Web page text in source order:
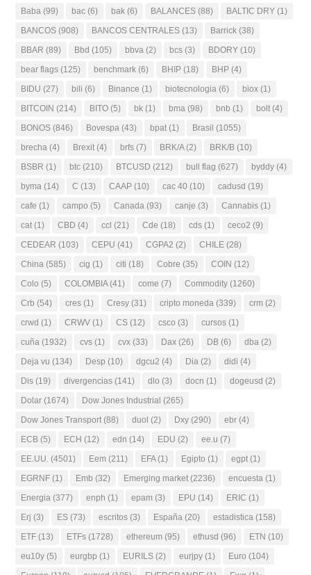
Baba (99) bac (6) bak (6) BALANCES (88) BALTIC DRY (1)
BANCOS (908) BANCOS CENTRALES (13) Barrick (38)
BBAR (89) Bbd (105) bbva (2) bcs (3) BDORY (10)
bear flags (125) benchmark (6) BHIP (18) BHP (4)
BIDU (27) bili (6) Binance (1) biotecnologia (6) biox (1)
BITCOIN (214) BITO (5) bk (1) bma (98) bnb (1) bolt (4)
BONOS (846) Bovespa (43) bpat (1) Brasil (1055)
brecha (4) Brexit (4) brfs (7) BRK/A(2) BRK/B (10)
BSBR (1) btc (210) BTCUSD (212) bull flag (627) byddy (4)
byma (14) C (13) CAAP (10) cac 40 (10) cadusd (19)
cafe (1) campo (5) Canada (93) canje (3) Cannabis (1)
cat (1) CBD (4) ccl (21) Cde (18) cds (1) ceco2 (9)
CEDEAR (103) CEPU (41) CGPA2 (2) CHILE (28)
China (585) cig (1) citi (18) Cobre (35) COIN (12)
Colo (5) COLOMBIA(41) come (7) Commodity (1260)
Crb (54) cres (1) Cresy (31) cripto moneda (339) crm (2)
crwd (1) CRWV (1) CS (12) csco (3) cursos (1)
cuña (1932) cvs (1) cvx (33) Dax (26) DB (6) dba (2)
Deja vu (134) Desp (10) dgcu2 (4) Dia (2) didi (4)
Dis (19) divergencias (141) dlo (3) docn (1) dogeusd (2)
Dolar (1674) Dow Jones Industrial (265)
Dow Jones Transport (88) duol (2) Dxy (290) ebr (4)
ECB (5) ECH (12) edn (14) EDU (2) ee.u (7)
EE.UU. (4501) Eem (211) EFA(1) Egipto (1) egpt (1)
EGRNF (1) Emb (32) Emerging market (2236) encuesta (1)
Energia (377) enph (1) epam (3) EPU (14) ERIC (1)
Erj (3) ES (73) escritos (3) España (20) estadistica (158)
ETF (13) ETFs (1728) ethereum (95) ethusd (96) ETN (10)
eu10y (5) eurgbp (1) EURILS (2) eurjpy (1) Euro (104)